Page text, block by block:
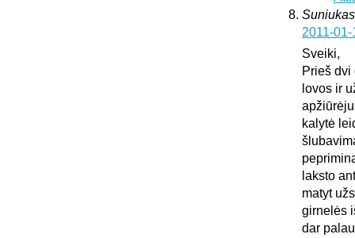
2011-
Sveiki,
Prieš
lovos ir
kalytė
laksto
matyt
girnelės
dar